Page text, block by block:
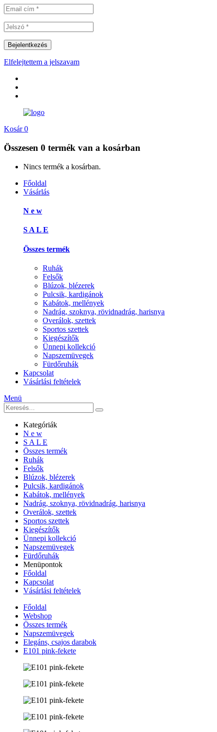
Elfelejtettem a jelszavam
Kosár 0
Összesen 0 termék van a kosárban
Nincs termék a kosárban.
Főoldal
Vásárlás
N e w
S A L E
Összes termék
Ruhák
Felsők
Blúzok, blézerek
Pulcsik, kardigánok
Kabátok, mellények
Nadrág, szoknya, rövidnadrág, harisnya
Overálok, szettek
Sportos szettek
Kiegészítők
Ünnepi kollekció
Napszemüvegek
Fürdőruhák
Kapcsolat
Vásárlási feltételek
Menü
Kategóriák
N e w
S A L E
Összes termék
Ruhák
Felsők
Blúzok, blézerek
Pulcsik, kardigánok
Kabátok, mellények
Nadrág, szoknya, rövidnadrág, harisnya
Overálok, szettek
Sportos szettek
Kiegészítők
Ünnepi kollekció
Napszemüvegek
Fürdőruhák
Menüpontok
Főoldal
Kapcsolat
Vásárlási feltételek
Főoldal
Webshop
Összes termék
Napszemüvegek
Elegáns, csajos darabok
E101 pink-fekete